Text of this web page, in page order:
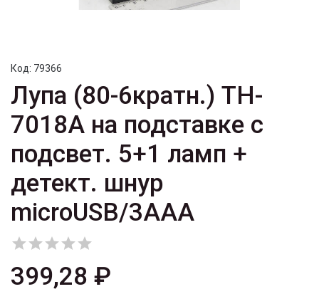
Код: 79366
Лупа (80-6кратн.) TH-
7018A на подставке с
подсвет. 5+1 ламп +
детект. шнур
microUSB/3AAA

399,28 ₽